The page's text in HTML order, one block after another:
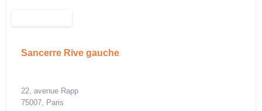
Sancerre Rive gauche
22, avenue Rapp
75007, Paris